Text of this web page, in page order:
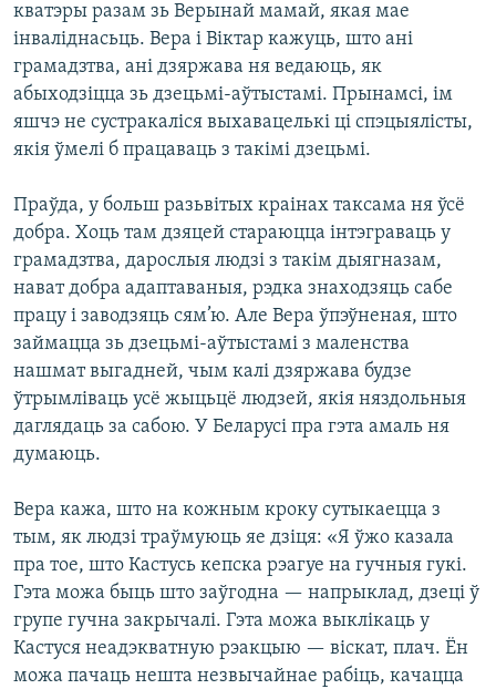
кватэры разам зь Верынай мамай, якая мае
інваліднасьць. Вера і Віктар кажуць, што ані
грамадзтва, ані дзяржава ня ведаюць, як
абыходзіцца зь дзецьмі-аўтыстамі. Прынамсі, ім
яшчэ не сустракаліся выхавацелькі ці спэцыялісты,
якія ўмелі б працаваць з такімі дзецьмі.
Праўда, у больш разьвітых краінах таксама ня ўсё
добра. Хоць там дзяцей стараюцца інтэграваць у
грамадзтва, дарослыя людзі з такім дыягназам,
нават добра адаптаваныя, рэдка знаходзяць сабе
працу і заводзяць сям’ю. Але Вера ўпэўненая, што
займацца зь дзецьмі-аўтыстамі з маленства
нашмат выгадней, чым калі дзяржава будзе
ўтрымліваць усё жыцьцё людзей, якія няздольныя
даглядаць за сабою. У Беларусі пра гэта амаль ня
думаюць.
Вера кажа, што на кожным кроку сутыкаецца з
тым, як людзі траўмуюць яе дзіця: «Я ўжо казала
пра тое, што Кастусь кепска рэагуе на гучныя гукі.
Гэта можа быць што заўгодна — напрыклад, дзеці ў
групе гучна закрычалі. Гэта можа выклікаць у
Кастуся неадэкватную рэакцыю — віскат, плач. Ён
можа пачаць нешта незвычайнае рабіць, качацца